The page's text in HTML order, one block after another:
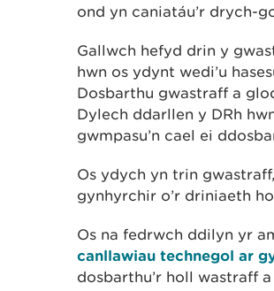
ond yn caniatáu’r drych-
Gallwch hefyd drin y
hwn os ydynt wedi’u
Dosbarthu gwastraff a
Dylech ddarllen y DRh
gwmpasu’n cael ei
Os ydych yn trin
gynhyrchir o’r driniaeth
Os na fedrwch ddilyn yr
canllawiau technegol ar
dosbarthu’r holl wastraff